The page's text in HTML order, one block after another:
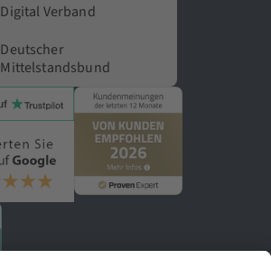
Digital Verband
Deutscher
Mittelstandsbund